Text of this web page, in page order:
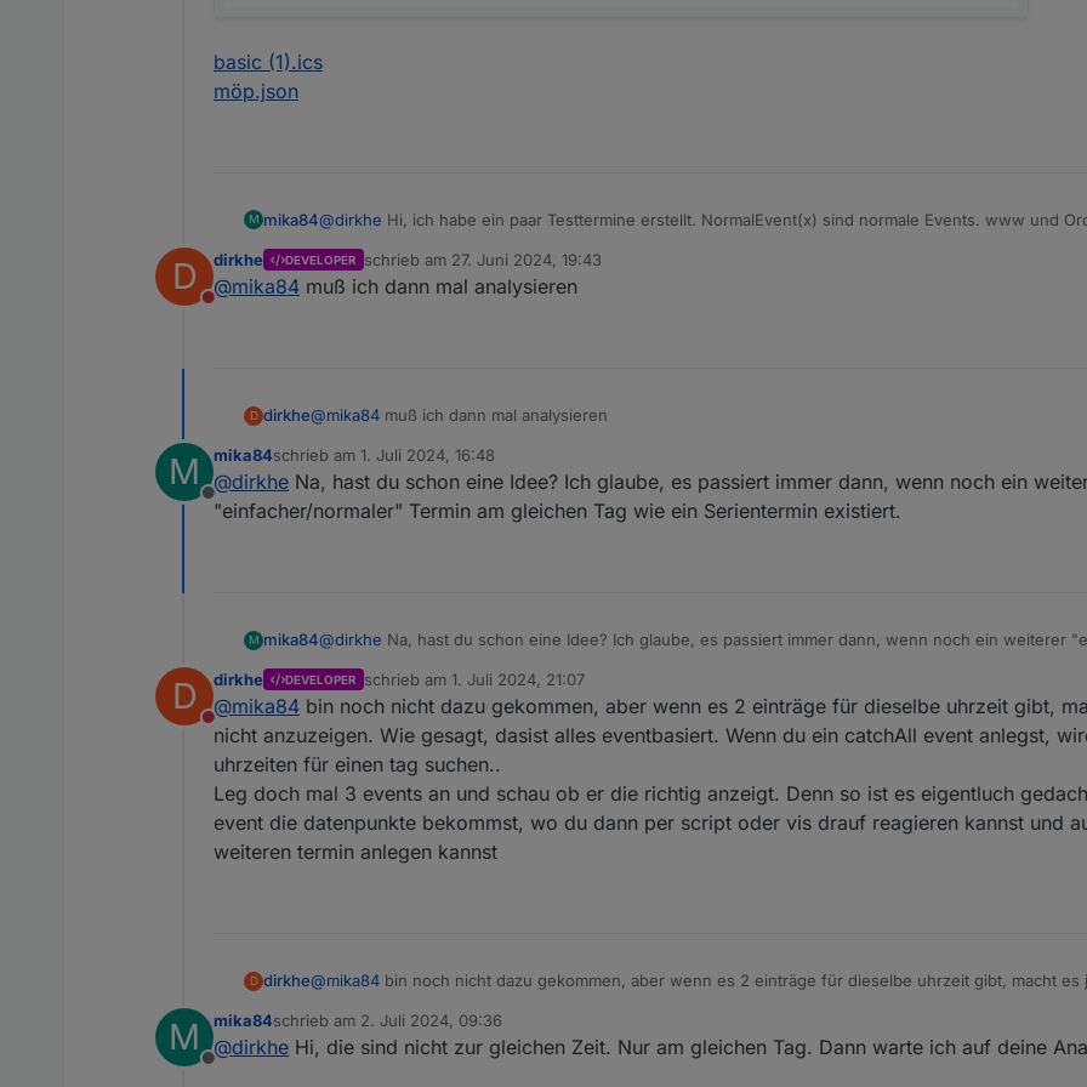
basic (1).ics
möp.json
M mika84@dirkhe Hi, ich habe ein paar Testtermine erstellt. NormalEvent(x) sind normale Events. www und
Hab ich ebenfalls mit angehangen. Damit alles gedownloaded wird, habe ich ein Event gesetzt. Filter
alles. Wenn ich nur den Serientermin im Kalender habe, geht der Filter da auch. Vielleicht liegt der
D
Nicht stören
dirkhe DEVELOPER schrieb am 27. Juni 2024, 19:43
zuletzt editiert von
@mika84 muß ich dann mal analysieren
D dirkhe@mika84 muß ich dann mal analysieren
M
Offline
mika84schrieb am 1. Juli 2024, 16:48
zuletzt editiert von
@dirkhe Na, hast du schon eine Idee? Ich glaube, es passiert immer dann, wenn noch ein
"einfacher/normaler" Termin am gleichen Tag wie ein Serientermin existiert.
M mika84@dirkhe Na, hast du schon eine Idee? Ich glaube, es passiert immer dann, wenn noch ein weiterer
D
Nicht stören
dirkhe DEVELOPER schrieb am 1. Juli 2024, 21:07
zuletzt editiert von
@mika84 bin noch nicht dazu gekommen, aber wenn es 2 einträge für dieselbe uhrzeit gibt,
nicht anzuzeigen. Wie gesagt, dasist alles eventbasiert. Wenn du ein catchAll event anlegst,
uhrzeiten für einen tag suchen..
Leg doch mal 3 events an und schau ob er die richtig anzeigt. Denn so ist es eigentluch
event die datenpunkte bekommst, wo du dann per script oder vis drauf reagieren kannst und
weiteren termin anlegen kannst
D dirkhe@mika84 bin noch nicht dazu gekommen, aber wenn es 2 einträge für dieselbe uhrzeit gibt, macht es
tag suchen..
Leg doch mal 3 events an und schau ob er die richtig anzeigt. Denn so ist es eigentluch gedacht, dass
M
Offline
mika84schrieb am 2. Juli 2024, 09:36
zuletzt editiert von
@dirkhe Hi, die sind nicht zur gleichen Zeit. Nur am gleichen Tag. Dann warte ich auf deine